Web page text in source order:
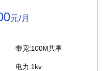
元/月
带宽:100M共享
电力:1kv